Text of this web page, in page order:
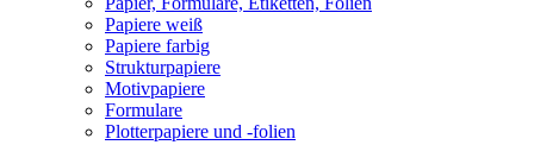
Papiere weiß
Papiere farbig
Strukturpapiere
Motivpapiere
Formulare
Plotterpapiere und -folien